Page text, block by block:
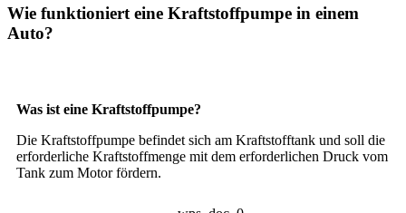
Wie funktioniert eine Kraftstoffpumpe in einem
Auto?
Was ist eine Kraftstoffpumpe?
Die Kraftstoffpumpe befindet sich am Kraftstofftank und soll die
erforderliche Kraftstoffmenge mit dem erforderlichen Druck vom
Tank zum Motor fördern.